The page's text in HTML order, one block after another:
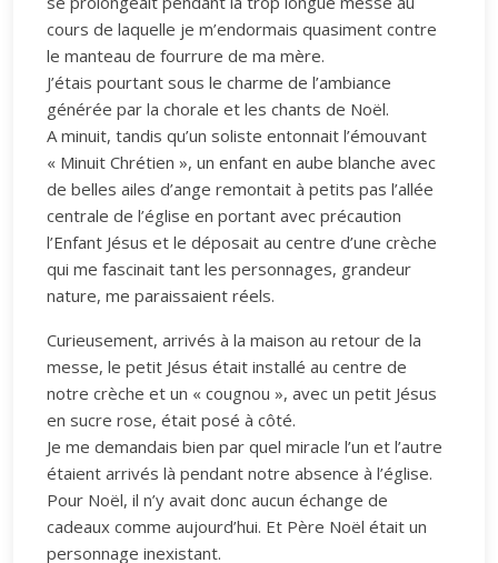
cours de laquelle je m’endormais quasiment contre
le manteau de fourrure de ma mère.
J’étais pourtant sous le charme de l’ambiance
générée par la chorale et les chants de Noël.
A minuit, tandis qu’un soliste entonnait l’émouvant
« Minuit Chrétien », un enfant en aube blanche avec
de belles ailes d’ange remontait à petits pas l’allée
centrale de l’église en portant avec précaution
l’Enfant Jésus et le déposait au centre d’une crèche
qui me fascinait tant les personnages, grandeur
nature, me paraissaient réels.
Curieusement, arrivés à la maison au retour de la
messe, le petit Jésus était installé au centre de
notre crèche et un « cougnou », avec un petit Jésus
en sucre rose, était posé à côté.
Je me demandais bien par quel miracle l’un et l’autre
étaient arrivés là pendant notre absence à l’église.
Pour Noël, il n’y avait donc aucun échange de
cadeaux comme aujourd’hui. Et Père Noël était un
personnage inexistant.